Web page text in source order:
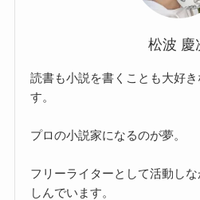
松波 慶
読書も小説を書くことも大好
す。
プロの小説家になるのが夢。
フリーライターとして活動し
しんでいます。